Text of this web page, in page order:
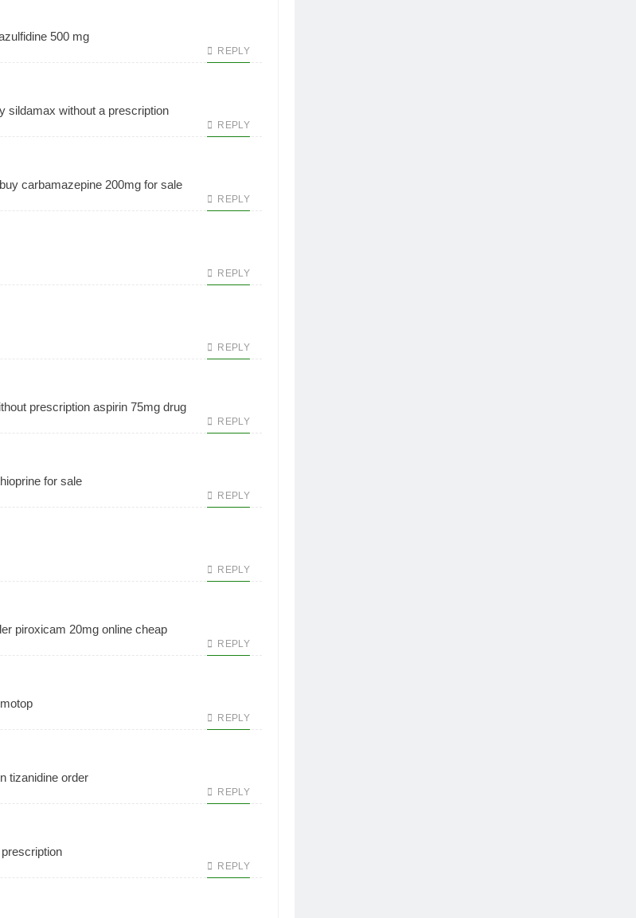
500 mg
REPLY
sildamax without a prescription
REPLY
buy carbamazepine 200mg for sale
REPLY
REPLY
REPLY
prescription aspirin 75mg drug
REPLY
for sale
REPLY
REPLY
piroxicam 20mg online cheap
REPLY
REPLY
tizanidine order
REPLY
REPLY